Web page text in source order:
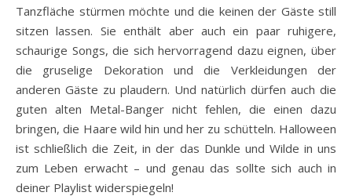
Tanzfläche stürmen möchte und die keinen der Gäste still
sitzen lassen. Sie enthält aber auch ein paar ruhigere,
schaurige Songs, die sich hervorragend dazu eignen, über
die gruselige Dekoration und die Verkleidungen der
anderen Gäste zu plaudern. Und natürlich dürfen auch die
guten alten Metal-Banger nicht fehlen, die einen dazu
bringen, die Haare wild hin und her zu schütteln. Halloween
ist schließlich die Zeit, in der das Dunkle und Wilde in uns
zum Leben erwacht – und genau das sollte sich auch in
deiner Playlist widerspiegeln!